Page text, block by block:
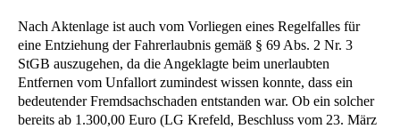
Nach Aktenlage ist auch vom Vorliegen eines Regelfalles für
eine Entziehung der Fahrerlaubnis gemäß § 69 Abs. 2 Nr. 3
StGB auszugehen, da die Angeklagte beim unerlaubten
Entfernen vom Unfallort zumindest wissen konnte, dass ein
bedeutender Fremdsachschaden entstanden war. Ob ein solcher
bereits ab 1.300,00 Euro (LG Krefeld, Beschluss vom 23. März